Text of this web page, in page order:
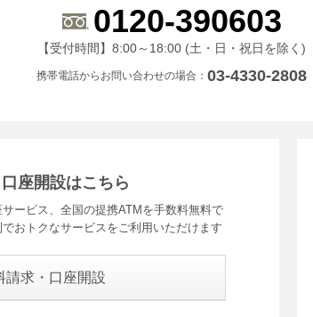
0120-390603
受付時間 8時から18時 ドニチシュクジツを除く
【受付時間】8:00～18:00 (土・日・祝日を除く)
携帯電話からお問い合わせの場合 03-4330-2808
座開設はこちら
ービス、全国の提携ATMを手数料無料で
おトクなサービスをご利用いただけます
請求・口座開設